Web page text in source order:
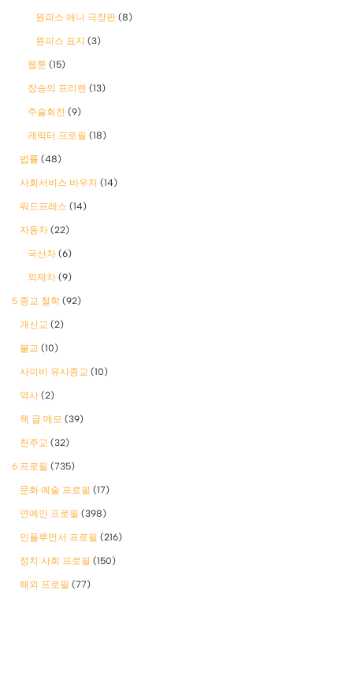
원피스 애니 극장판 (8)
원피스 표지 (3)
웹툰 (15)
장송의 프리렌 (13)
주술회전 (9)
캐릭터 프로필 (18)
법률 (48)
사회서비스 바우처 (14)
워드프레스 (14)
자동차 (22)
국산차 (6)
외제차 (9)
5 종교 철학 (92)
개신교 (2)
불교 (10)
사이비 유사종교 (10)
역사 (2)
책 글 메모 (39)
천주교 (32)
6 프로필 (735)
문화 예술 프로필 (17)
연예인 프로필 (398)
인플루언서 프로필 (216)
정치 사회 프로필 (150)
해외 프로필 (77)